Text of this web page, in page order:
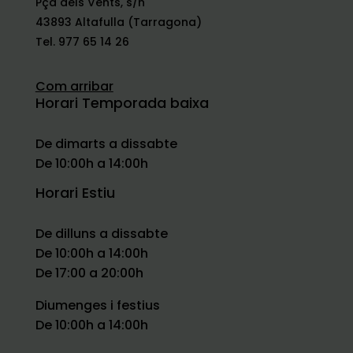
43893 Altafulla (Tarragona)
Tel. 977 65 14 26
Com arribar
Horari Temporada baixa
De dimarts a dissabte
De 10:00h a 14:00h
Horari Estiu
De dilluns a dissabte
De 10:00h a 14:00h
De 17:00 a 20:00h
Diumenges i festius
De 10:00h a 14:00h